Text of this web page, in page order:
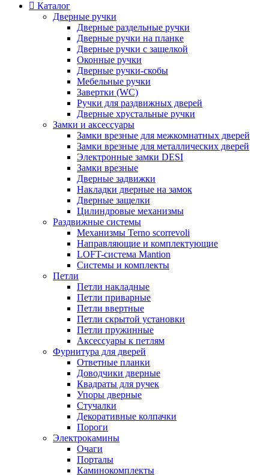
Каталог
Дверные ручки
Дверные раздельные ручки
Дверные ручки на планке
Дверные ручки с защелкой
Оконные ручки
Дверные ручки-скобы
Мебельные ручки
Завертки (WC)
Ручки для раздвижных дверей
Дверные хрустальные ручки
Замки и аксессуары
Замки врезные для межкомнатных дверей
Замки врезные для металлических дверей
Электронные замки DESI
Замки врезные
Дверные задвижки
Накладки дверные на замок
Дверные защелки
Цилиндровые механизмы
Раздвижные системы
Механизмы Terno scorrevoli
Направляющие и комплектующие
LOFT-cистема Mantion
Системы и комплекты
Петли
Петли накладные
Петли приварные
Петли ввертные
Петли скрытой установки
Петли пружинные
Аксессуары к петлям
Фурнитура для дверей
Ответные планки
Доводчики дверные
Квадраты для ручек
Упоры дверные
Стучалки
Декоративные колпачки
Пороги
Электрокамины
Очаги
Порталы
Каминокомплекты